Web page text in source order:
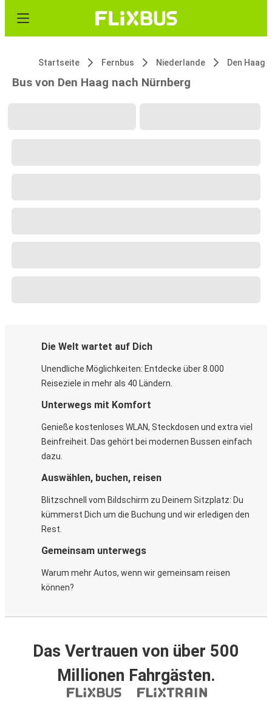
Startseite Fernbus Niederlande Den Haag
Bus von Den Haag nach Nürnberg
Die Welt wartet auf Dich
Unendliche Möglichkeiten: Entdecke über 8.000
Reiseziele in mehr als 40 Ländern.
Unterwegs mit Komfort
Genieße kostenloses WLAN, Steckdosen und extra viel
Beinfreiheit. Das gehört bei modernen Bussen einfach
dazu.
Auswählen, buchen, reisen
Blitzschnell vom Bildschirm zu Deinem Sitzplatz: Du
kümmerst Dich um die Buchung und wir erledigen den
Rest.
Gemeinsam unterwegs
Warum mehr Autos, wenn wir gemeinsam reisen
können?
Das Vertrauen von über 500
Millionen Fahrgästen.